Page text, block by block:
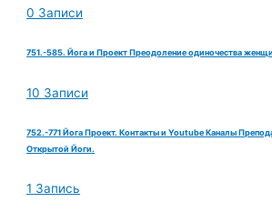
0 Записи
751.-585. Йога и Проект Преодоление одиночества
10 Записи
752.-771 Йога Проект. Контакты и Youtube Каналы
Открытой Йоги.
1 Запись